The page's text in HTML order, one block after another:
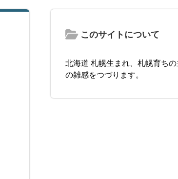
このサイトについて
北海道 札幌生まれ、札幌育ちの
の雑感をつづります。